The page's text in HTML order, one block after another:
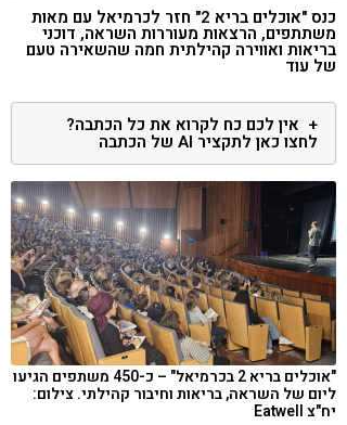
רגישות לגלוטן
טעים להכיר
קורונה
טבעונות
כנס "אוכלים בריא 2" חזר לכרמיאל עם מאות
משתתפים, הרצאות מעוררות השראה, דוכני
בריאות ואווירה קהילתית חמה שהשאירה טעם
של עוד
אין לכם כח לקרוא את כל הכתבה?
לחצו כאן לתקציר AI של הכתבה
"אוכלים בריא 2 בכרמיאל" – כ-450 משתפים הגיעו
ליום של השראה, בריאות וחיבור קהילתי. צילום:
יח"צ Eatwell